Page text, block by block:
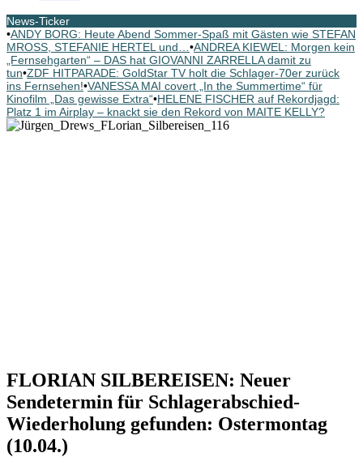
News-Ticker
•ANDY BORG: Heute Abend Sommer-Spaß mit Gästen wie STEFAN
MROSS, STEFANIE HERTEL und… •ANDREA KIEWEL: Morgen kein
„Fernsehgarten“ – DAS hat GIOVANNI ZARRELLA damit zu
tun•ZDF HITPARADE: GoldStar TV holt die Schlager-70er zurück
ins Fernsehen!•VANESSA MAI covert „In the Summertime“ für
Kinofilm „Das gewisse Extra“•HELENE FISCHER auf Rekordjagd:
Platz 1 im Airplay – knackt sie den Rekord von MAITE KELLY?
FLORIAN SILBEREISEN: Neuer
Sendetermin für Schlagerabschied-
Wiederholung gefunden: Ostermontag
(10.04.)